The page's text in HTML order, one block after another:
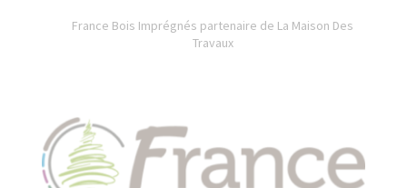
France Bois Imprégnés partenaire de La Maison Des
Travaux